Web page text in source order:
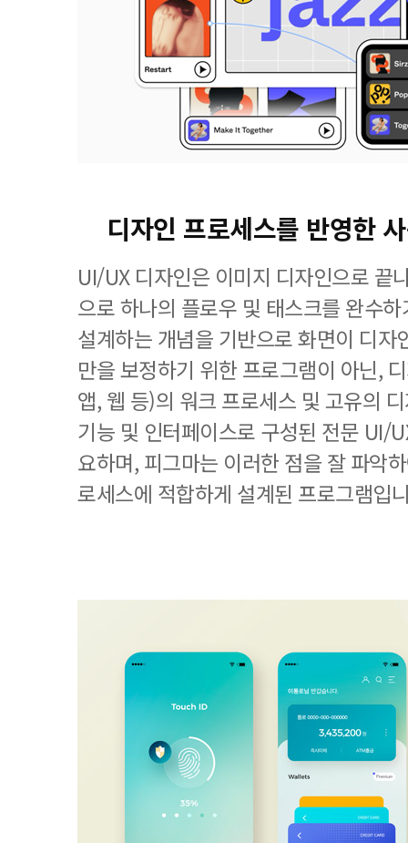
디자인 프로세스를 반영한
UI/UX 디자인은 이미지 디자인으로 끝
으로 하나의 플로우 및 태스크를 완수
설계하는 개념을 기반으로 화면이 디자
만을 보정하기 위한 프로그램이 아닌,
앱, 웹 등)의 워크 프로세스 및 고유의
기능 및 인터페이스로 구성된 전문 UI/
요하며, 피그마는 이러한 점을 잘 파악
로세스에 적합하게 설계된 프로그램입